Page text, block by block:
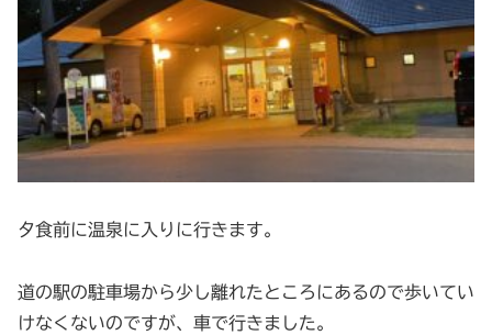
夕食前に温泉に入りに行きます。
道の駅の駐車場から少し離れたところにあるので歩いてい
けなくないのですが、車で行きました。